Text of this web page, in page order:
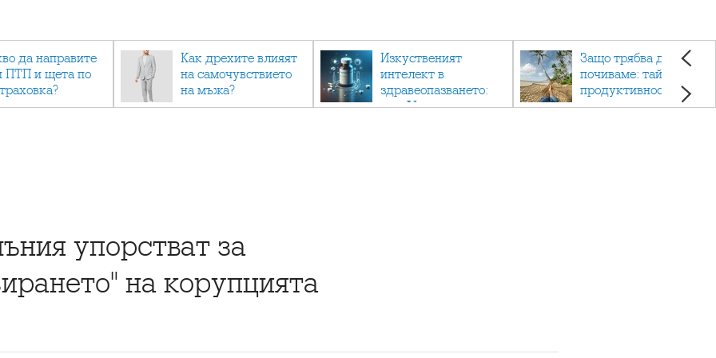
да направите
ПТП и щета по
Как дрехите влияят
на самочувствието
на мъжа?
Изкуственият
интелект в
здравеопазването:
как AI променя
Защо трябва да си
почиваме: тайната на
продуктивността,
здравето и добрия
упорстват за
на корупцията